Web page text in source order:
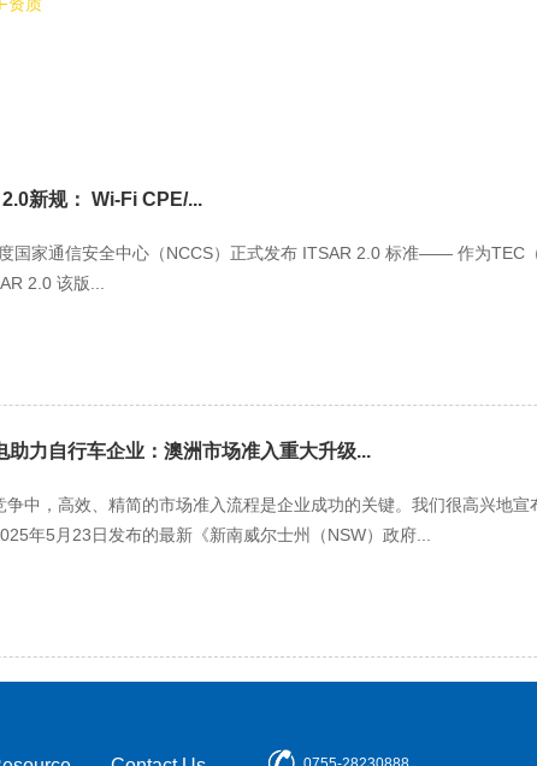
新规： Wi-Fi CPE/...
国家通信安全中心（NCCS）正式发布 ITSAR 2.0 标准—— 作为TEC
2.0 该版...
助力自行车企业：澳洲市场准入重大升级...
争中，高效、精简的市场准入流程是企业成功的关键。我们很高兴地
年5月23日发布的最新《新南威尔士州（NSW）政府...